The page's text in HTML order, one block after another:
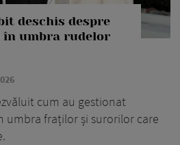
deschis despre
în umbra rudelor
cum au gestionat
umbra fraților și surorilor care